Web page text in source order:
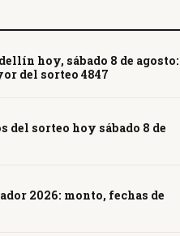
hoy, sábado 8 de agosto:
del sorteo 4847
del sorteo hoy sábado 8 de
2026: monto, fechas de